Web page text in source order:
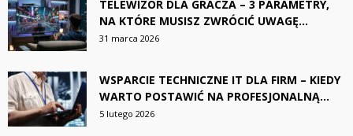
TELEWIZOR DLA GRACZA – 3 PARAMETRY,
NA KTÓRE MUSISZ ZWRÓCIĆ UWAGĘ...
31 marca 2026
WSPARCIE TECHNICZNE IT DLA FIRM – KIEDY
WARTO POSTAWIĆ NA PROFESJONALNĄ...
5 lutego 2026